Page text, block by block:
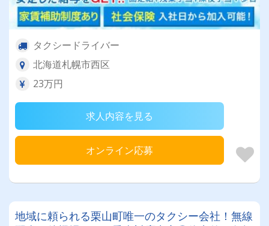
タクシードライバー
北海道札幌市西区
23万円
求人内容を見る
オンライン応募
地域に頼られる栗山町唯一のタクシー会社！無線